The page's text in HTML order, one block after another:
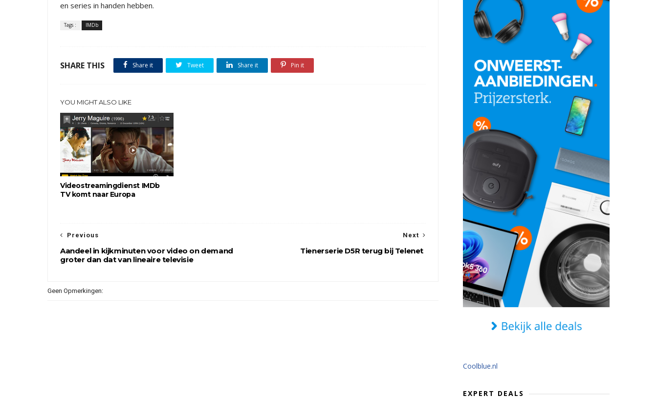
en series in handen hebben.
Tags : IMDb
SHARE THIS Share it Tweet Share it Pin it
YOU MIGHT ALSO LIKE
Videostreamingdienst IMDb
TV komt naar Europa
Next
Tienerserie D5R terug bij Telenet
Previous
Aandeel in kijkminuten voor video on demand
groter dan dat van lineaire televisie
Geen Opmerkingen:
Coolblue.nl
EXPERT DEALS